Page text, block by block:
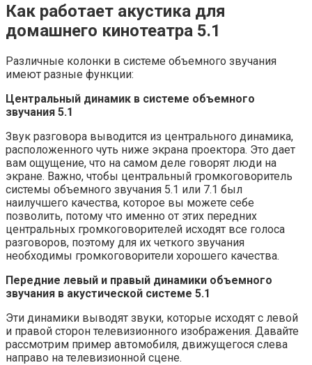
Как работает акустика для
домашнего кинотеатра 5.1
Различные колонки в системе объемного звучания
имеют разные функции:
Центральный динамик в системе объемного
звучания 5.1
Звук разговора выводится из центрального динамика,
расположенного чуть ниже экрана проектора. Это дает
вам ощущение, что на самом деле говорят люди на
экране. Важно, чтобы центральный громкоговоритель
системы объемного звучания 5.1 или 7.1 был
наилучшего качества, которое вы можете себе
позволить, потому что именно от этих передних
центральных громкоговорителей исходят все голоса
разговоров, поэтому для их четкого звучания
необходимы громкоговорители хорошего качества.
Передние левый и правый динамики объемного
звучания в акустической системе 5.1
Эти динамики выводят звуки, которые исходят с левой
и правой сторон телевизионного изображения. Давайте
рассмотрим пример автомобиля, движущегося слева
направо на телевизионной сцене.